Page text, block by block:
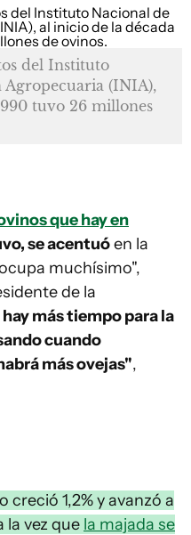
del Instituto
Agropecuaria (INIA),
tuvo 26 millones
que hay en
se acentuóen la
muchísimo",
de la
más tiempo para la
cuando
más ovejas",
creció 1,2% y avanzó a
la vez que la majada se